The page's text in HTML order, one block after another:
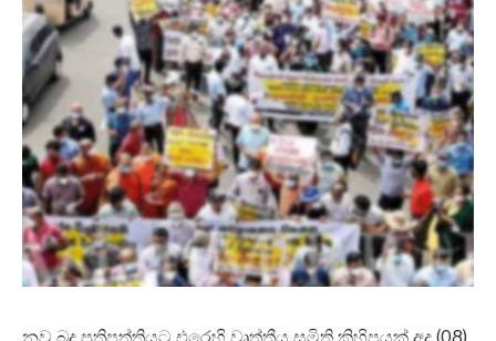
නව බදු ප්‍රතිපත්තියට එරෙහි වෘත්තීය සමිති කිහිපයක් අද (08)